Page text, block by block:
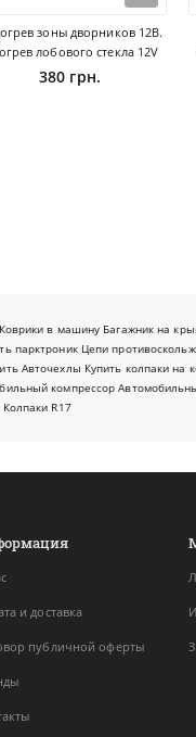
зоны дворников 12В.
лобового стекла 12V
380 грн.
Коврики в машину Багажник на
парктроник Цепи
Авточехлы Купить колпаки на
компрессор
Колпаки R17
и доставка
публичной оферты